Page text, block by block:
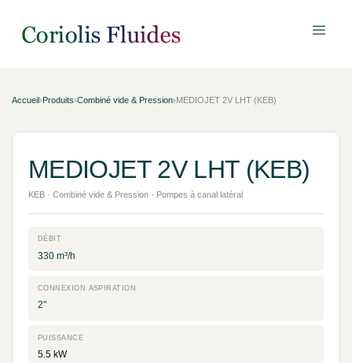
Accueil›Produits›Combiné vide & Pression›MEDIOJET 2V LHT (KEB)
MEDIOJET 2V LHT (KEB)
KEB · Combiné vide & Pression · Pompes à canal latéral
DÉBIT
330 m³/h
CONNEXION ASPIRATION
2"
PUISSANCE
5.5 kW